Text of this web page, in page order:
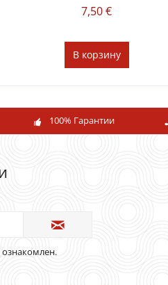
7,50 €
В корзину
100% Гарантии
ознакомлен.